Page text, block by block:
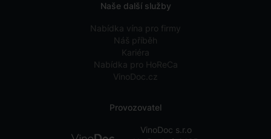
Naše další služby
Nabídka vína pro firmy
Náš příběh
Kariéra
Nabídka pro HoReCa
VinoDoc.cz
Provozovatel
VinoDoc s.r.o